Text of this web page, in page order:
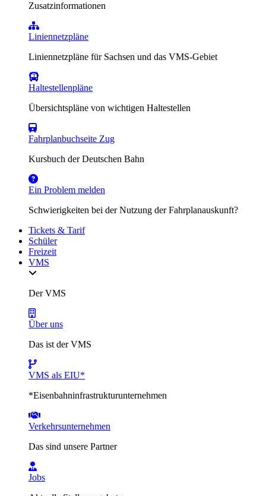
Zusatzinformationen
Liniennetzpläne
Liniennetzpläne für Sachsen und das VMS-Gebiet
Haltestellenpläne
Übersichtspläne von wichtigen Haltestellen
Fahrplanbuchseite Zug
Kursbuch der Deutschen Bahn
Ein Problem melden
Schwierigkeiten bei der Nutzung der Fahrplanauskunft?
Tickets & Tarif
Schüler
Freizeit
VMS
Der VMS
Über uns
Das ist der VMS
VMS als EIU*
*Eisenbahninfrastrukturunternehmen
Verkehrsunternehmen
Das sind unsere Partner
Jobs